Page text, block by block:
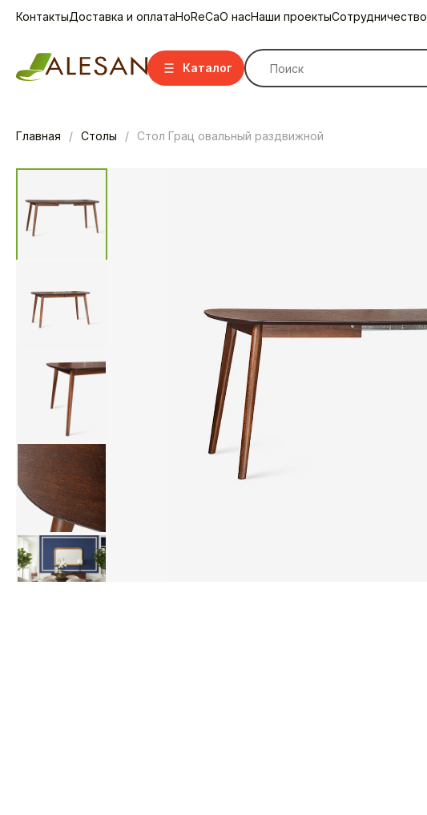
КонтактыДоставка и оплатаHoReCaО насНаши проектыСотрудничество
Каталог
Стулья Стулья барные Столы
Главная Столы Стол Грац овальный раздвижной